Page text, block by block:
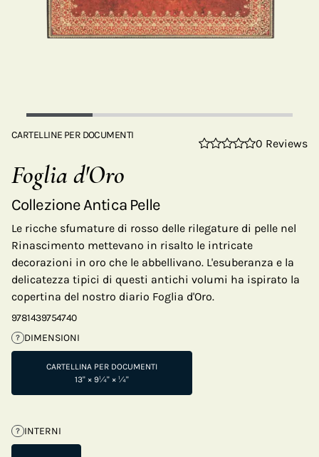
CARTELLINE PER DOCUMENTI
0 Reviews
Foglia d'Oro
Collezione Antica Pelle
Le ricche sfumature di rosso delle rilegature di pelle nel
Rinascimento mettevano in risalto le intricate
decorazioni in oro che le abbellivano. L'esuberanza e la
delicatezza tipici di questi antichi volumi ha ispirato la
copertina del nostro diario Foglia d'Oro.
9781439754740
? DIMENSIONI
CARTELLINA PER DOCUMENTI
13" × 9¼" × ¼"
? INTERNI